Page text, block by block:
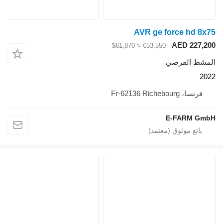
AVR ge force hd 8x75
AED 227,200
€53,550
≈ $61,870
المشط القرصي
2022
فرنسا، Fr-62136 Richebourg
E-FARM GmbH